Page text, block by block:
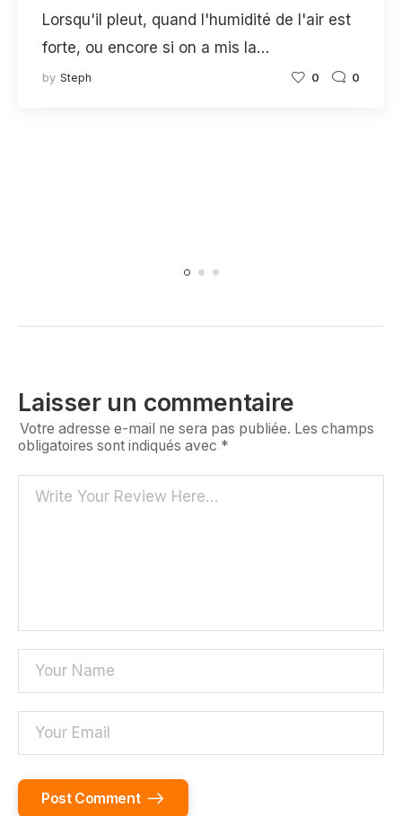
Lorsqu'il pleut, quand l'humidité de l'air est
forte, ou encore si on a mis la…
by Steph 0 0
Laisser un commentaire
Votre adresse e-mail ne sera pas publiée. Les champs
obligatoires sont indiqués avec *
Post Comment